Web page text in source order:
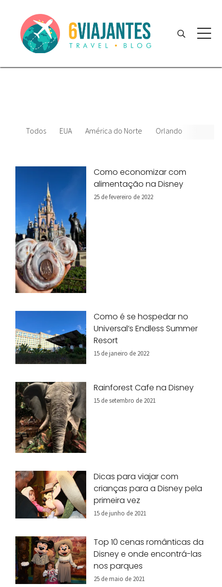
Todos EUA América do Norte Orlando
Como economizar com
alimentação na Disney
25 de fevereiro de 2022
Como é se hospedar no
Universal’s Endless Summer
Resort
15 de janeiro de 2022
Rainforest Cafe na Disney
15 de setembro de 2021
Dicas para viajar com
crianças para a Disney pela
primeira vez
15 de junho de 2021
Top 10 cenas românticas da
Disney e onde encontrá-las
nos parques
25 de maio de 2021